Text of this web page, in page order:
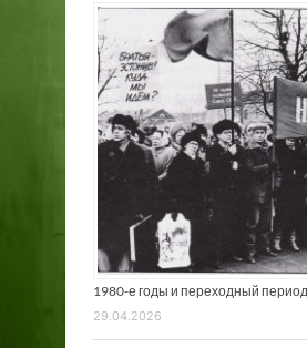
1980-е годы и переходный
29.04.2026